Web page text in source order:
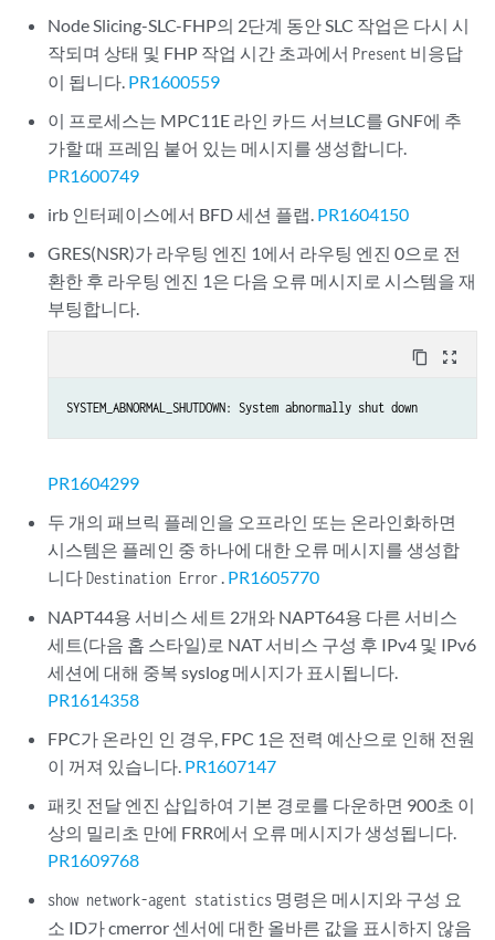
Node Slicing-SLC-FHP의 2단계 동안 SLC 작업은 다시 시
작되며 상태 및 FHP 작업 시간 초과에서Present 비응답
이 됩니다. PR1600559
이 프로세스는 MPC11E 라인 카드 서브LC를 GNF에 추
가할 때 프레임 붙어 있는 메시지를 생성합니다.
PR1600749
irb 인터페이스에서 BFD 세션 플랩. PR1604150
GRES(NSR)가 라우팅 엔진 1에서 라우팅 엔진 0으로 전
환한 후 라우팅 엔진 1은 다음 오류 메시지로 시스템을 재
부팅합니다.
content_copy zoom_out_map
SYSTEM_ABNORMAL_SHUTDOWN: System abnormally shut down
PR1604299
두 개의 패브릭 플레인을 오프라인 또는 온라인화하면
시스템은 플레인 중 하나에 대한 오류 메시지를 생성합
니다Destination Error . PR1605770
NAPT44용 서비스 세트 2개와 NAPT64용 다른 서비스
세트(다음 홉 스타일)로 NAT 서비스 구성 후 IPv4 및 IPv6
세션에 대해 중복 syslog 메시지가 표시됩니다.
PR1614358
FPC가 온라인 인 경우, FPC 1은 전력 예산으로 인해 전원
이 꺼져 있습니다. PR1607147
패킷 전달 엔진 삽입하여 기본 경로를 다운하면 900초 이
상의 밀리초 만에 FRR에서 오류 메시지가 생성됩니다.
PR1609768
show network-agent statistics 명령은 메시지와 구성 요
소 ID가 cmerror 센서에 대한 올바른 값을 표시하지 않음